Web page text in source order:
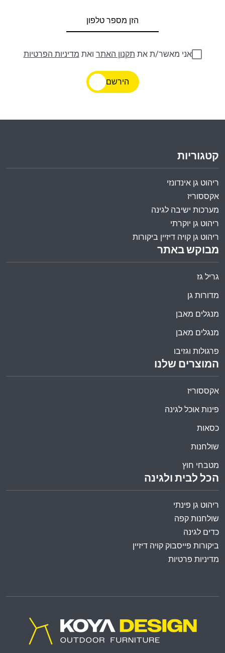
אני מאשר/ת את תקנון האתר ואת מדיניות הפרטיות
הירשם
הכל לבית ולגינה
ריהוט גן פינתי
שולחנות קפה
כדים לגינה
ביקורות פייסבוק קויה דיזיין
מדיניות פרטיות
המוצרים שלנו
אקססוריז
פינות אוכל לגינה
כסאות
שולחנות
מטבחי חוץ
מבוקש באתר
גריל גז
מדורות גן
מנגלים מאבן
מנגלים מאבן
פרגולות וגזיבו
קטגוריות
ריהוט גן אינדונזי
אקססוריז
מערכות ישיבה לגינה
ריהוט גן יוקרתי
ריהוט גן קויה דיזיין ביקורות